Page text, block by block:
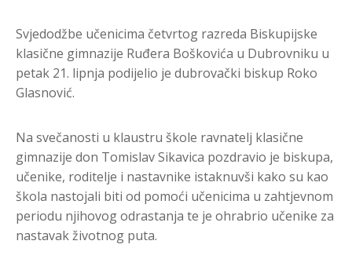
Svjedodžbe učenicima četvrtog razreda Biskupijske
klasične gimnazije Ruđera Boškovića u Dubrovniku u
petak 21. lipnja podijelio je dubrovački biskup Roko
Glasnović.
Na svečanosti u klaustru škole ravnatelj klasične
gimnazije don Tomislav Sikavica pozdravio je biskupa,
učenike, roditelje i nastavnike istaknuvši kako su kao
škola nastojali biti od pomoći učenicima u zahtjevnom
periodu njihovog odrastanja te je ohrabrio učenike za
nastavak životnog puta.